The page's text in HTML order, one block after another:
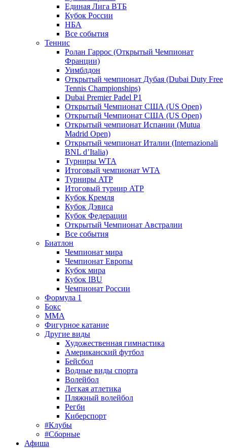
Единая Лига ВТБ
Кубок России
НБА
Все события
Теннис
Ролан Гаррос (Открытый Чемпионат
Франции)
Уимблдон
Открытый чемпионат Дубая (Dubai Duty Free
Tennis Championships)
Dubai Premier Padel P1
Открытый Чемпионат США (US Open)
Открытый Чемпионат США (US Open)
Открытый чемпионат Испании (Mutua
Madrid Open)
Открытый чемпионат Италии (Internazionali
BNL d’Italia)
Турниры WTA
Итоговый чемпионат WTA
Турниры ATP
Итоговый турнир ATP
Кубок Кремля
Кубок Дэвиса
Кубок Федерации
Открытый Чемпионат Австралии
Все события
Биатлон
Чемпионат мира
Чемпионат Европы
Кубок мира
Кубок IBU
Чемпионат России
Формула 1
Бокс
MMA
Фигурное катание
Другие виды
Художественная гимнастика
Американский футбол
Бейсбол
Водные виды спорта
Волейбол
Легкая атлетика
Пляжный волейбол
Регби
Киберспорт
#Клубы
#Сборные
Афиша